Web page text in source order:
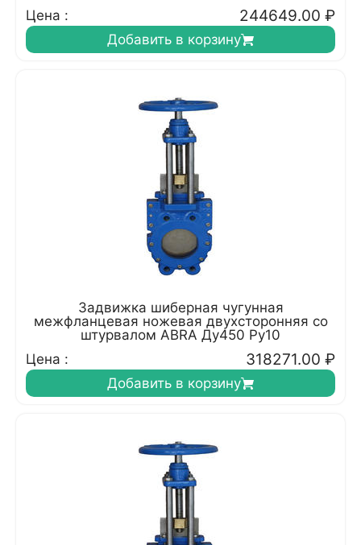
Цена :
244649.00 ₽
Добавить в корзину
Задвижка шиберная чугунная
межфланцевая ножевая двухсторонняя со
штурвалом ABRA Ду450 Ру10
Цена :
318271.00 ₽
Добавить в корзину